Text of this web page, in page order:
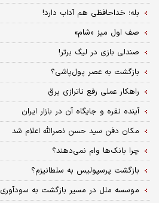
بله؛ خداحافظی هم آداب دارد!
صف اول میز «شام»
صندلی بازی در لیگ برتر!
بازگشت به عصر پول‌پاشی؟
راهکار عملی رفع ناترازی برق
آینده نقره و جایگاه آن در بازار ایران
مکان دفن سید حسن نصرالله اعلام شد
چرا بانک‌ها وام نمی‌دهند؟
بازگشت پرسپولیس به سلطانیزم؟
موسسه ملل در مسیر بازگشت به سودآوری